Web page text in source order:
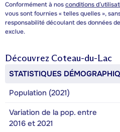
Conformément à nosconditions
vous sont fournies « telles quelles »,
responsabilité découlant des données
exclue.
Découvrez Coteau-du-Lac
STATISTIQUES
Population (2021)
Variation de la pop. entre
2016 et 2021